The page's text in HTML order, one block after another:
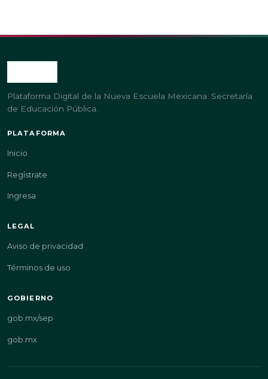
Plataforma Digital de la Nueva Escuela Mexicana. Secretaría
de Educación Pública.
PLATAFORMA
Inicio
Regístrate
Ingresa
LEGAL
Aviso de privacidad
Términos de uso
GOBIERNO
gob.mx/sep
gob.mx